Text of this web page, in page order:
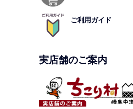
ご利用ガイド
実店舗のご案内